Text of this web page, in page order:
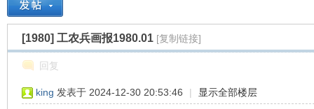
» › › ›
[1980] 工农兵画报1980.01 [复制链接]
回复
king 发表于 2024-12-30 20:53:46 | 显示全部楼层